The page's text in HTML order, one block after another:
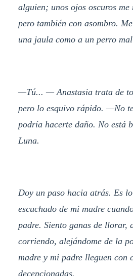
alguien; unos ojos oscuros
pero también con asombro.
una jaula como a un perro
—Tú... — Anastasia trata de
pero lo esquivo rápido. —No
podría hacerte daño. No está
Luna.
Doy un paso hacia atrás. Es
escuchado de mi madre
padre. Siento ganas de llorar,
corriendo, alejándome de la
madre y mi padre lleguen con
decepcionadas.